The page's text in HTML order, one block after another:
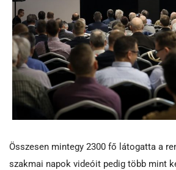
Összesen mintegy 2300 fő látogatta a
szakmai napok videóit pedig több mint